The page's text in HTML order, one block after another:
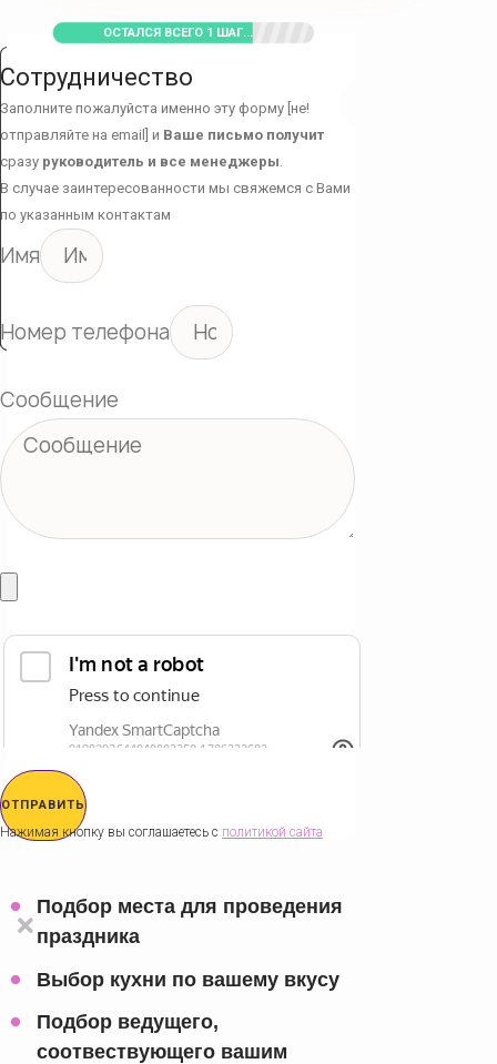
ОСТАЛСЯ ВСЕГО 1 ШАГ...
Сотрудничество
Заполните пожалуйста именно эту форму [не!
отправляйте на email] и Ваше письмо получит
сразу руководитель и все менеджеры.
В случае заинтересованности мы свяжемся с Вами
по указанным контактам
Имя
Номер телефона
Сообщение
ОТПРАВИТЬ
Нажимая кнопку вы соглашаетесь с политикой сайта
Подбор места для проведения
праздника
Выбор кухни по вашему вкусу
Подбор ведущего,
соотвествующего вашим